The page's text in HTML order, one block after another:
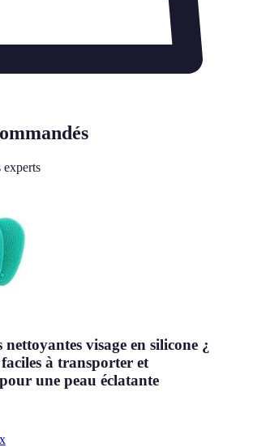
experts
nettoyantes visage en silicone ¿
à transporter et
une peau éclatante